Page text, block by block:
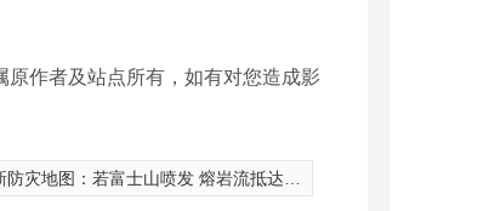
作者及站点所有，如有对您造成影
灾地图：若富士山喷发 熔岩流抵达范围扩大